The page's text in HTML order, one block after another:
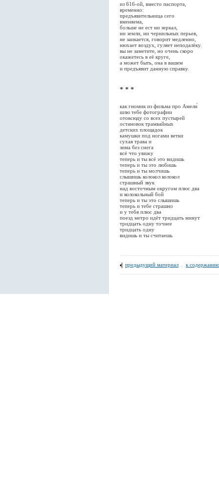
из 616-ой, вместо паспорта,
временно:
предъявительница сего
вменяема,
больше не ест ни зеркал,
ни земли, ни чернильных перьев,
не заикается, говорит медленно,
нюхает воздух, гуляет неподалёку.
вы не заметите, но очень скоро
окажетесь в её круге,
а может быть, она в вашем
и предъявит данную справку.
* * *
как гномик из фильма про Амели́
шлю тебе фотографии
отовсюду со всех пустырей
остановок трамвайных
детских площадок
камушки под ногами ветки
сухая трава и
зима без снега
всё что увижу
теперь и ты всё это видишь
теперь и ты это любишь
теперь и ты молчишь
слышишь колокол колокол
страшный звук
над восточным округом плюс два
и колокольный бой
теперь и ты это слышишь
теперь и тебе страшно
и у тебя плюс два
поезд метро идёт тридцать минут
тридцать одну точнее
тридцать одну
видишь и ты считаешь
предыдущий материал к